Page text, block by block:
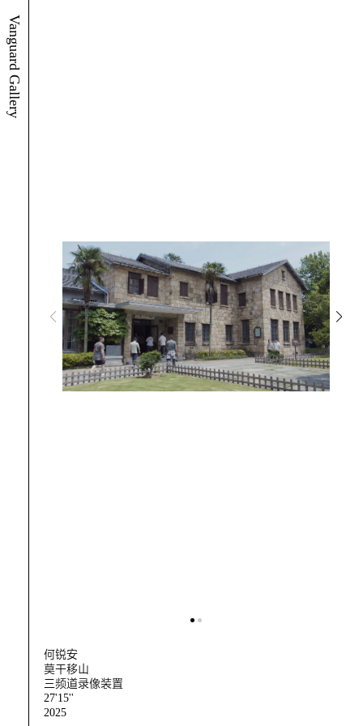
Vanguard Gallery
何锐安
莫干移山
三频道录像装置
27'15''
2025